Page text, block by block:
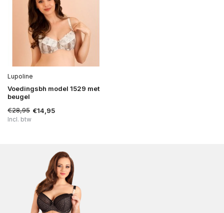
Lupoline
Voedingsbh model 1529 met
beugel
€28,95 €14,95
Incl. btw